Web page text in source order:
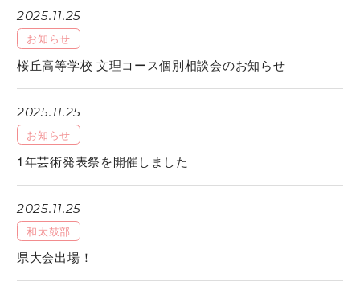
2025.11.25
お知らせ
桜丘高等学校 文理コース個別相談会のお知らせ
2025.11.25
お知らせ
1年芸術発表祭を開催しました
2025.11.25
和太鼓部
県大会出場！